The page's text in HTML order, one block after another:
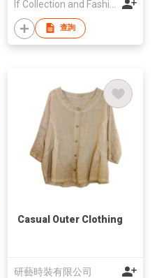
查詢
Casual Outer Clothing
研藝時裝有限公司